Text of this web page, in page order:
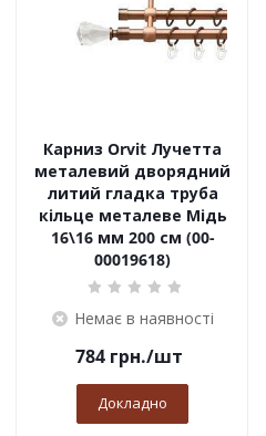
Карниз Orvit Лучетта
металевий дворядний
литий гладка труба
кільце металеве Мідь
16\16 мм 200 см (00-
00019618)
Немає в наявності
784грн./шт
Докладно